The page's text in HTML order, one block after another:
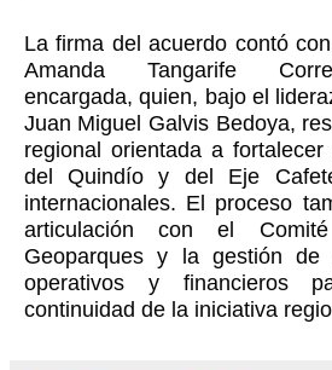
La firma del acuerdo contó
Amanda Tangarife
encargada, quien, bajo el
Juan Miguel Galvis Bedoya,
regional orientada a
del Quindío y del Eje
internacionales. El proceso
articulación con el
Geoparques y la gestión de
operativos y financieros
continuidad de la iniciativa